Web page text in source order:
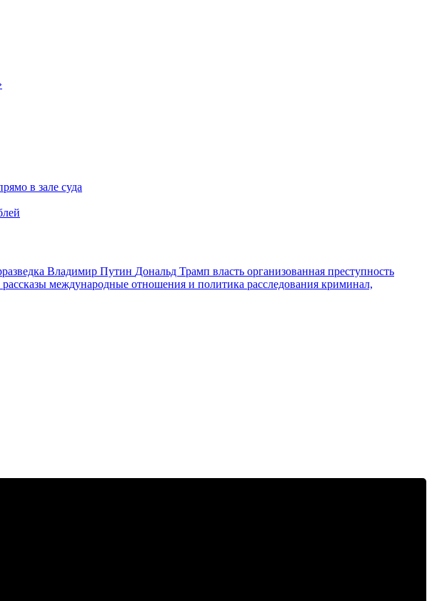
в зале суда
Владимир Путин Дональд Трамп власть организованная преступность
международные отношения и политика расследования криминал,